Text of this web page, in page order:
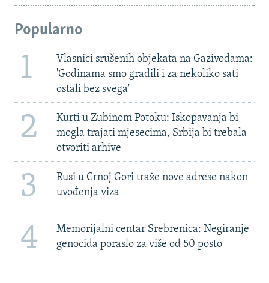
Popularno
1
Vlasnici srušenih objekata na Gazivodama:
'Godinama smo gradili i za nekoliko sati
ostali bez svega'
2
Kurti u Zubinom Potoku: Iskopavanja bi
mogla trajati mjesecima, Srbija bi trebala
otvoriti arhive
3
Rusi u Crnoj Gori traže nove adrese nakon
uvođenja viza
4
Memorijalni centar Srebrenica: Negiranje
genocida poraslo za više od 50 posto